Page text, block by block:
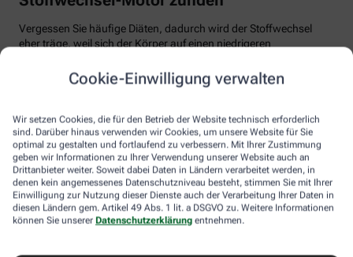
Cookie-Einwilligung verwalten
Wir setzen Cookies, die für den Betrieb der Website technisch erforderlich
sind. Darüber hinaus verwenden wir Cookies, um unsere Website für Sie
optimal zu gestalten und fortlaufend zu verbessern. Mit Ihrer Zustimmung
geben wir Informationen zu Ihrer Verwendung unserer Website auch an
Drittanbieter weiter. Soweit dabei Daten in Ländern verarbeitet werden, in
denen kein angemessenes Datenschutzniveau besteht, stimmen Sie mit Ihrer
Einwilligung zur Nutzung dieser Dienste auch der Verarbeitung Ihrer Daten in
diesen Ländern gem. Artikel 49 Abs. 1 lit. a DSGVO zu. Weitere Informationen
können Sie unserer Datenschutzerklärung entnehmen.
Vergessen Sie häufige Diäten, dadurch wird der Stoffwechsel
eher träge, weil sich der Körper auf einen niedrigeren
vom Speiseplan gestrichen werden. Studien zeigen, dass der
Körper bei der Verarbeitung von hochverarbeiteten Lebensmitteln
Tim Hollstein rät zu einer proteinreichen Ernährung (Vorsicht bei
Vorerkrankungen wie Nierenleiden!). Denn Proteine sind nicht nur
gut für den Muskelaufbau, der Körper benötigt auch viel Energie,
um Eiweiß abzubauen. Das regt den Stoffwechsel an. Proteine
stecken vor allem in magerem Fleisch, Fisch und Milchprodukten
wie Quark und Skyr. Auch sogenannte thermogene Lebensmittel
wie Chilis oder Ingwer können das braune Fettgewebe aktivieren